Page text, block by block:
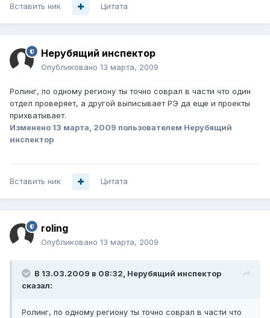
Вставить ник Цитата
Нерубящий инспектор
Опубликовано 13 марта, 2009
Ролинг, по одному региону ты точно соврал в части что один
отдел проверяет, а другой выписывает РЭ да еще и проекты
прихватывает.
Изменено 13 марта, 2009 пользователем Нерубящий
инспектор
Вставить ник Цитата
roling
Опубликовано 13 марта, 2009
В 13.03.2009 в 08:32, Нерубящий инспектор
сказал:
Ролинг, по одному региону ты точно соврал в части что